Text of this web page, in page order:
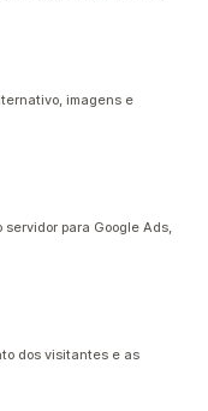
imagens e
para Google Ads,
dos visitantes e as